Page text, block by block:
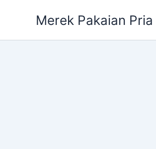
Merek Pakaian